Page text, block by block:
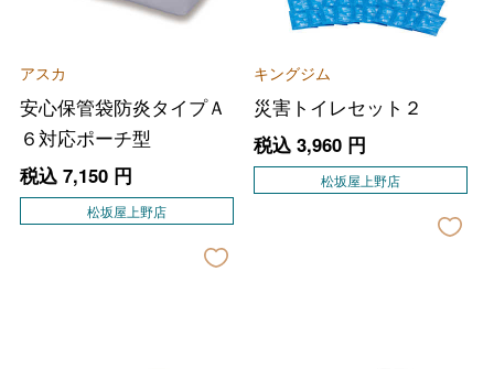
アスカ
安心保管袋防炎タイプＡ
６対応ポーチ型
税込 7,150円
松坂屋上野店
キングジム
災害トイレセット２
税込 3,960円
松坂屋上野店